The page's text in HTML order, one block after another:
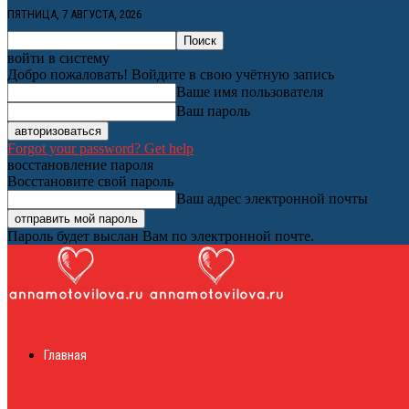
ПЯТНИЦА, 7 АВГУСТА, 2026
войти в систему
Добро пожаловать! Войдите в свою учётную запись
Ваше имя пользователя
Ваш пароль
Forgot your password? Get help
восстановление пароля
Восстановите свой пароль
Ваш адрес электронной почты
Пароль будет выслан Вам по электронной почте.
Главная